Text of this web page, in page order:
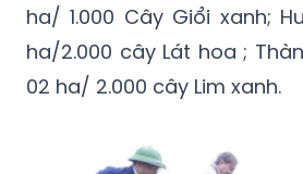
ha/ 1.000 Cây Giổi xanh;
ha/2.000 cây Lát hoa ;
02 ha/ 2.000 cây Lim xanh.